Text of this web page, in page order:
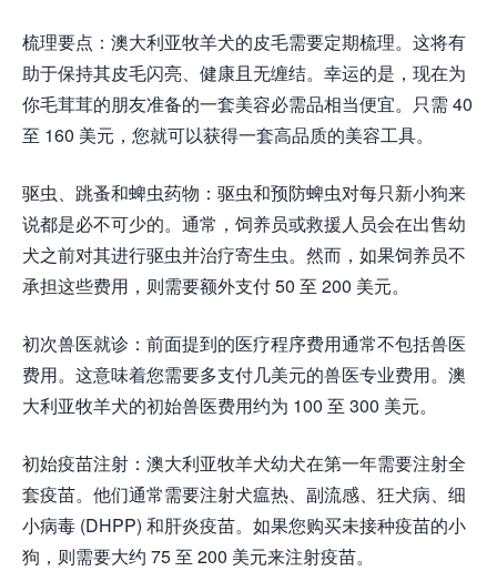
梳理要点：澳大利亚牧羊犬的皮毛需要定期梳理。这将有
助于保持其皮毛闪亮、健康且无缠结。幸运的是，现在为
你毛茸茸的朋友准备的一套美容必需品相当便宜。只需 40
至 160 美元，您就可以获得一套高品质的美容工具。
驱虫、跳蚤和蜱虫药物：驱虫和预防蜱虫对每只新小狗来
说都是必不可少的。通常，饲养员或救援人员会在出售幼
犬之前对其进行驱虫并治疗寄生虫。然而，如果饲养员不
承担这些费用，则需要额外支付 50 至 200 美元。
初次兽医就诊：前面提到的医疗程序费用通常不包括兽医
费用。这意味着您需要多支付几美元的兽医专业费用。澳
大利亚牧羊犬的初始兽医费用约为 100 至 300 美元。
初始疫苗注射：澳大利亚牧羊犬幼犬在第一年需要注射全
套疫苗。他们通常需要注射犬瘟热、副流感、狂犬病、细
小病毒 (DHPP) 和肝炎疫苗。如果您购买未接种疫苗的小
狗，则需要大约 75 至 200 美元来注射疫苗。